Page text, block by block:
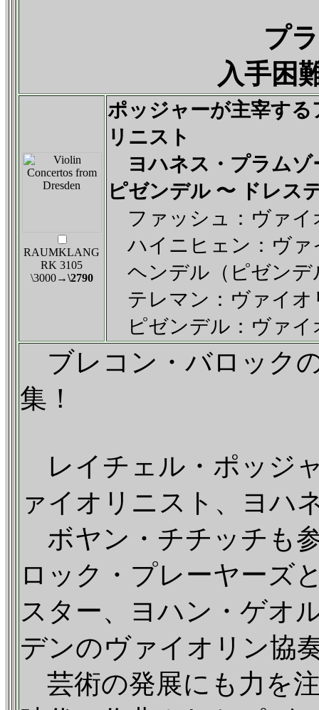
プ
入手困
RAUMKLANG
RK 3105
\3000→\2790
ポッジャーが主宰す
リニスト
ヨハネス・プラムゾ
ピゼンデル 〜 ドレス
ファッシュ：ヴァイ
ハイニヒェン：ヴァ
ヘンデル（ピゼンデ
テレマン：ヴァイオ
ピゼンデル：ヴァイ
ブレコン・バロック
集！
レイチェル・ポッジ
ァイオリニスト、ヨハ
ボヤン・チチッチも
ロック・プレーヤーズ
スター、ヨハン・ゲオ
デンのヴァイオリン協
芸術の発展にも力を